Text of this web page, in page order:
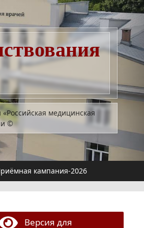
медицинская
©
кампания-2026
Версия для